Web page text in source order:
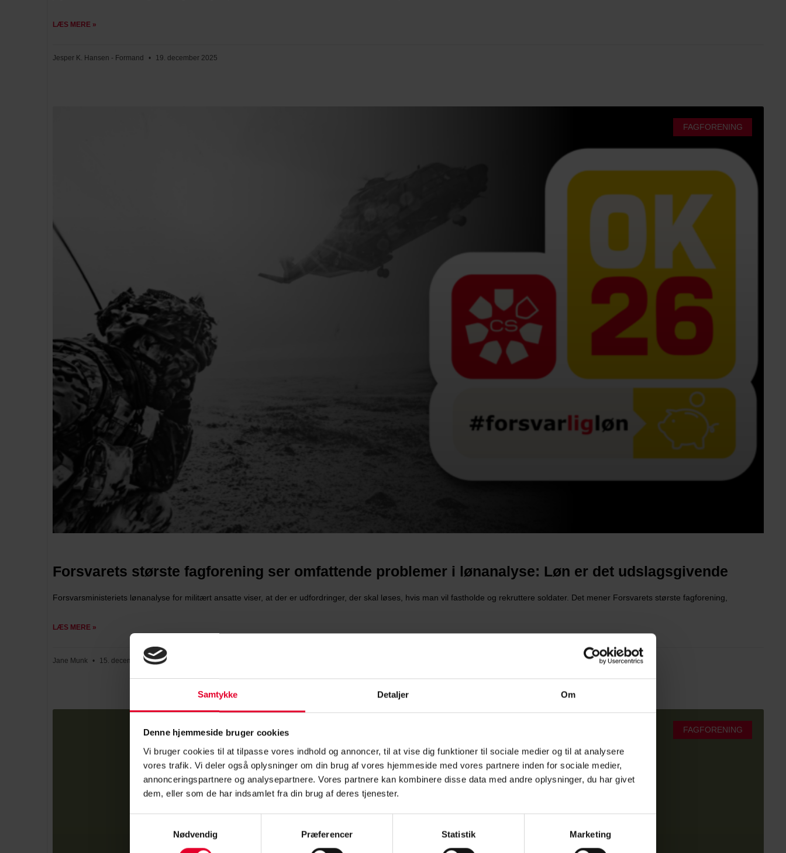
Samtykke Detaljer Om
Denne hjemmeside bruger cookies
Vi bruger cookies til at tilpasse vores indhold og annoncer, til at vise dig funktioner til sociale medier og til at analysere
vores trafik. Vi deler også oplysninger om din brug af vores hjemmeside med vores partnere inden for sociale medier,
annonceringspartnere og analysepartnere. Vores partnere kan kombinere disse data med andre oplysninger, du har givet
dem, eller som de har indsamlet fra din brug af deres tjenester.
Nødvendig
Præferencer Statistik Marketing
LÆS MERE »
Jesper K. Hansen - Formand 19. december 2025
FAGFORENING
Forsvarets største fagforening ser omfattende problemer i lønanalyse: Løn er det udslagsgivende
Forsvarsministeriets lønanalyse for militært ansatte viser, at der er udfordringer, der skal løses, hvis man vil fastholde og rekruttere soldater. Det mener Forsvarets største fagforening,
LÆS MERE »
Jane Munk 15. december 2025
FAGFORENING